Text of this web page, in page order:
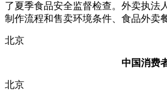
了夏季食品安全监督检查。外卖执法
制作流程和售卖环境条件、食品外卖
北京
中国消费
北京